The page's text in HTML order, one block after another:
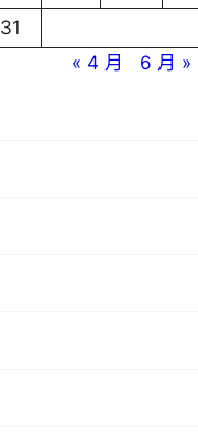
31
« 4 月
6 月 »